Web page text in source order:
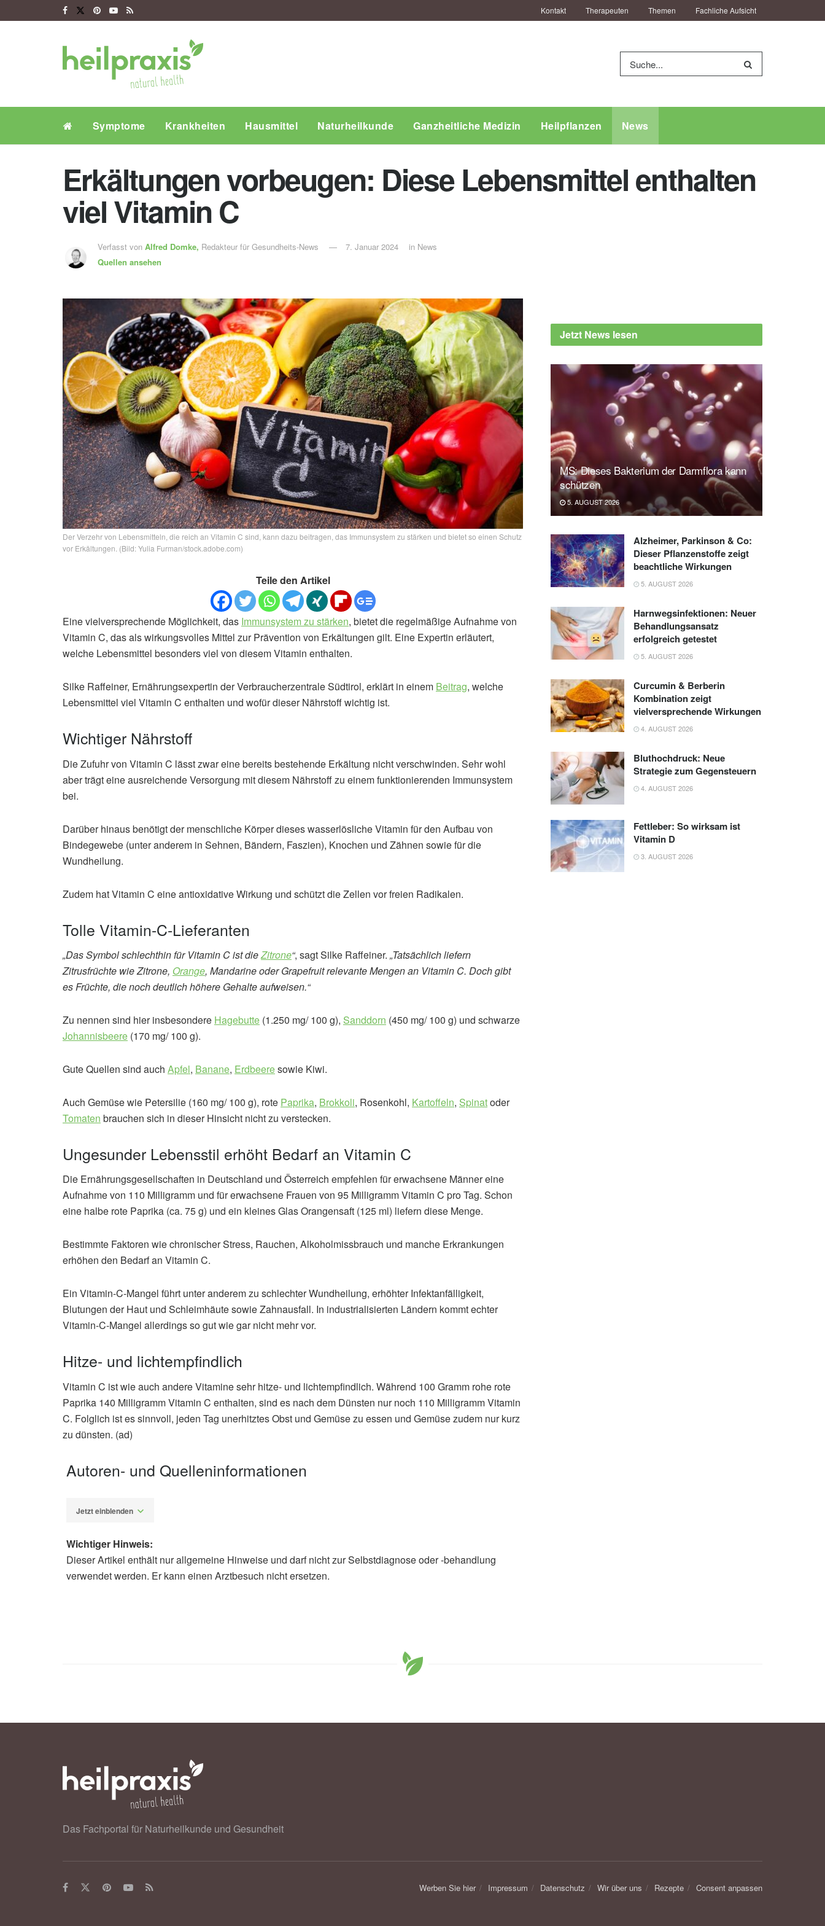
Kontakt Therapeuten Themen Fachliche Aufsicht
Symptome Krankheiten Hausmittel Naturheilkunde Ganzheitliche Medizin Heilpflanzen News
Erkältungen vorbeugen: Diese Lebensmittel enthalten
viel Vitamin C
Verfasst von Alfred Domke, Redakteur für Gesundheits-News
Quellen ansehen
7. Januar 2024 in News
Der Verzehr von Lebensmitteln, die reich an Vitamin C sind, kann dazu beitragen, das Immunsystem zu stärken und bietet so einen Schutz
vor Erkältungen. (Bild: Yulia Furman/stock.adobe.com)
Teile den Artikel
Eine vielversprechende Möglichkeit, das Immunsystem zu stärken, bietet die regelmäßige Aufnahme von
Vitamin C, das als wirkungsvolles Mittel zur Prävention von Erkältungen gilt. Eine Expertin erläutert,
welche Lebensmittel besonders viel von diesem Vitamin enthalten.
Silke Raffeiner, Ernährungsexpertin der Verbraucherzentrale Südtirol, erklärt in einem Beitrag, welche
Lebensmittel viel Vitamin C enthalten und wofür dieser Nährstoff wichtig ist.
Wichtiger Nährstoff
Die Zufuhr von Vitamin C lässt zwar eine bereits bestehende Erkältung nicht verschwinden. Sehr wohl
aber trägt eine ausreichende Versorgung mit diesem Nährstoff zu einem funktionierenden Immunsystem
bei.
Darüber hinaus benötigt der menschliche Körper dieses wasserlösliche Vitamin für den Aufbau von
Bindegewebe (unter anderem in Sehnen, Bändern, Faszien), Knochen und Zähnen sowie für die
Wundheilung.
Zudem hat Vitamin C eine antioxidative Wirkung und schützt die Zellen vor freien Radikalen.
Tolle Vitamin-C-Lieferanten
„Das Symbol schlechthin für Vitamin C ist dieZitrone“, sagt Silke Raffeiner. „Tatsächlich liefern
Zitrusfrüchte wie Zitrone, Orange, Mandarine oder Grapefruit relevante Mengen an Vitamin C. Doch gibt
es Früchte, die noch deutlich höhere Gehalte aufweisen.“
Zu nennen sind hier insbesondere Hagebutte (1.250 mg/ 100 g), Sanddorn (450 mg/ 100 g) und schwarze
Johannisbeere (170 mg/ 100 g).
Gute Quellen sind auch Apfel, Banane, Erdbeeresowie Kiwi.
Auch Gemüse wie Petersilie (160 mg/ 100 g), rote Paprika, Brokkoli, Rosenkohl, Kartoffeln, Spinatoder
Tomaten brauchen sich in dieser Hinsicht nicht zu verstecken.
Ungesunder Lebensstil erhöht Bedarf an Vitamin C
Die Ernährungsgesellschaften in Deutschland und Österreich empfehlen für erwachsene Männer eine
Aufnahme von 110 Milligramm und für erwachsene Frauen von 95 Milligramm Vitamin C pro Tag. Schon
eine halbe rote Paprika (ca. 75 g) und ein kleines Glas Orangensaft (125 ml) liefern diese Menge.
Bestimmte Faktoren wie chronischer Stress, Rauchen, Alkoholmissbrauch und manche Erkrankungen
erhöhen den Bedarf an Vitamin C.
Ein Vitamin-C-Mangel führt unter anderem zu schlechter Wundheilung, erhöhter Infektanfälligkeit,
Blutungen der Haut und Schleimhäute sowie Zahnausfall. In industrialisierten Ländern kommt echter
Vitamin-C-Mangel allerdings so gut wie gar nicht mehr vor.
Hitze- und lichtempfindlich
Vitamin C ist wie auch andere Vitamine sehr hitze- und lichtempfindlich. Während 100 Gramm rohe rote
Paprika 140 Milligramm Vitamin C enthalten, sind es nach dem Dünsten nur noch 110 Milligramm Vitamin
C. Folglich ist es sinnvoll, jeden Tag unerhitztes Obst und Gemüse zu essen und Gemüse zudem nur kurz
zu dünsten. (ad)
Autoren- und Quelleninformationen
Jetzt einblenden
Alfred Domke
Wichtiger Hinweis:
Dieser Artikel enthält nur allgemeine Hinweise und darf nicht zur Selbstdiagnose oder -behandlung
verwendet werden. Er kann einen Arztbesuch nicht ersetzen.
Jetzt News lesen
MS: Dieses Bakterium der Darmflora kann
schützen
5. AUGUST 2026
Alzheimer, Parkinson & Co:
Dieser Pflanzenstoffe zeigt
beachtliche Wirkungen
5. AUGUST 2026
Harnwegsinfektionen: Neuer
Behandlungsansatz
erfolgreich getestet
5. AUGUST 2026
Curcumin & Berberin
Kombination zeigt
vielversprechende Wirkungen
4. AUGUST 2026
Bluthochdruck: Neue
Strategie zum Gegensteuern
4. AUGUST 2026
Fettleber: So wirksam ist
Vitamin D
3. AUGUST 2026
Das Fachportal für Naturheilkunde und Gesundheit
Werben Sie hier Impressum Datenschutz Wir über uns Rezepte Consent anpassen